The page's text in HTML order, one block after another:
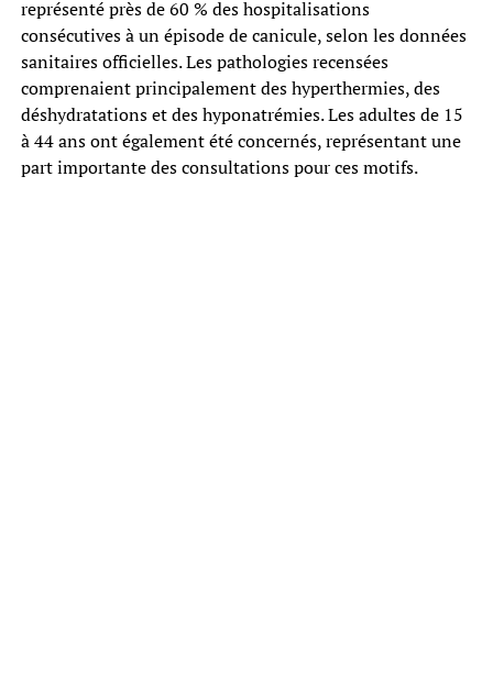
représenté près de 60 % des hospitalisations
consécutives à un épisode de canicule, selon les données
sanitaires officielles. Les pathologies recensées
comprenaient principalement des hyperthermies, des
déshydratations et des hyponatrémies. Les adultes de 15
à 44 ans ont également été concernés, représentant une
part importante des consultations pour ces motifs.